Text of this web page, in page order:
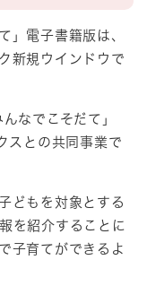
電子書籍版は、
新規ウインドウで
なでこそだて」
スとの共同事業で
どもを対象とする
を紹介することに
子育てができるよ